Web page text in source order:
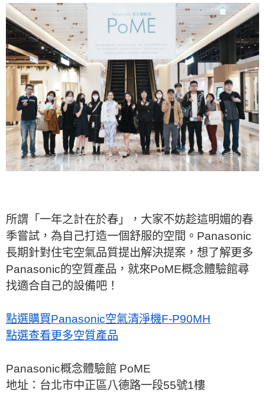
所謂「一年之計在於春」，大家不妨趁這明媚的春
季嘗試，為自己打造一個舒服的空間。Panasonic
長期針對住宅空氣品質提出解決提案，想了解更多
Panasonic的空質產品，就來PoME概念體驗館尋
找適合自己的設備吧！
點選購買Panasonic空氣清淨機F-P90MH
點選查看更多空質產品
Panasonic概念體驗館 PoME
地址：台北市中正區八德路一段55號1樓